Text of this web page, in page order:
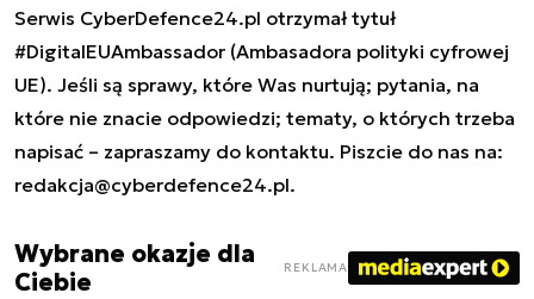
Serwis CyberDefence24.pl otrzymał tytuł
#DigitalEUAmbassador (Ambasadora polityki cyfrowej
UE). Jeśli są sprawy, które Was nurtują; pytania, na
które nie znacie odpowiedzi; tematy, o których trzeba
napisać – zapraszamy do kontaktu. Piszcie do nas na:
redakcja@cyberdefence24.pl.
Wybrane okazje dla
Ciebie
REKLAMA